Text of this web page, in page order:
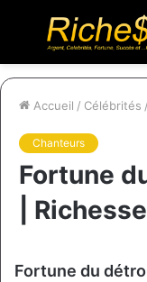
Menu
Accueil / Célébrités /
Chanteurs
Fortune
|
Fortune du